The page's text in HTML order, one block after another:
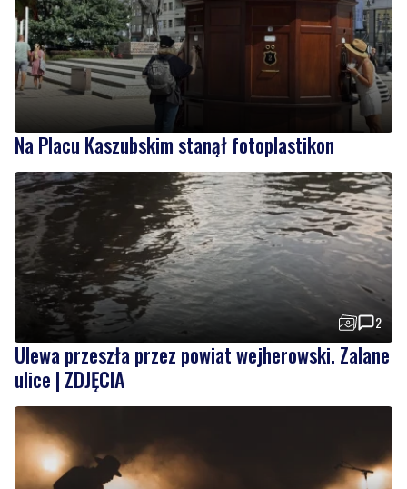
Na Placu Kaszubskim stanął fotoplastikon
2
Ulewa przeszła przez powiat wejherowski. Zalane
ulice | ZDJĘCIA